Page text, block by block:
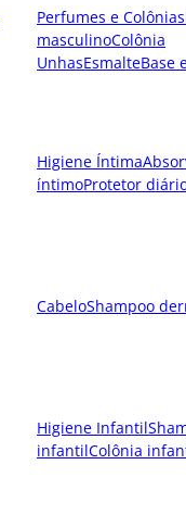
Perfumes e Colônias
masculinoColônia
UnhasEsmalteBase
Higiene Íntima
íntimoProtetor
CabeloShampoo
Higiene Infantil
infantilColônia